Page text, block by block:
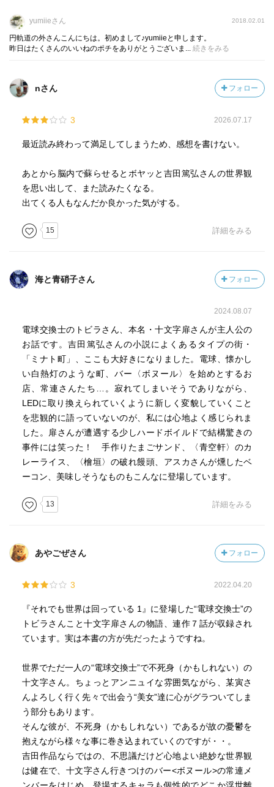
みなそれぞれがそれぞれの喪失を抱えながらも
もがき続ける男のロマンが吉田作品にはいつもある。
そしてこの物語の主人公も同じく。
酒場は好きだが、酒は下戸で、不死身の体を持つ、
世界でただ一人の電球交換士(電球の交換だけを専門に引き
受ける)を名乗る男、
その名も十文字 扉(じゅうもんじ・とびら)。
いれたてのコーヒーとお手製卵サンドをランチボックスに
あらゆる街の電球を交換して回る十文字が惚れぼれするほ
どカッコイいい。
短命の血筋に抗うために
どこまでも死なずに世界中の電球を交換し続けることを使
命とし生きている十文字。
彼は言う。
電球を交換するという作業は、
死に絶えたものを看取り、
新たな命を与えて
無くした光を取り戻すことで、
活版印刷屋「ミナト町活版印刷倶楽部」の二代目で
酒豪にして美人の春ちゃん(おそらく20～22歳)、
見た目はボーイッシュで色白美人だが、実はニューハーフ
のマチルダ(年齢不詳)、
口数少なく頼りなさそうな
バー「ボヌール」の女主人の『ママ』、
十文字を不死身の男と診断した、
自称ヤブ医者のドクターヤブ、
ドクターヤブの妹で
精神科医のアスカさん、
yumiieさん 2018.02.01
円軌道の外さんこんにちは。初めまして♪yumiieと申します。
昨日はたくさんのいいねのポチをありがとうございま... 続きをみる
nさん フォロー
3 2026.07.17
最近読み終わって満足してしまうため、感想を書けない。
あとから脳内で蘇らせるとボヤッと吉田篤弘さんの世界観
を思い出して、また読みたくなる。
出てくる人もなんだか良かった気がする。
15 詳細をみる
海と青硝子さん フォロー
2024.08.07
電球交換士のトビラさん、本名・十文字扉さんが主人公の
お話です。吉田篤弘さんの小説によくあるタイプの街・
「ミナト町」、ここも大好きになりました。電球、懐かし
い白熱灯のような町、バー〈ボヌール〉を始めとするお
店、常連さんたち…。寂れてしまいそうでありながら、
LEDに取り換えられていくように新しく変貌していくこと
を悲観的に語っていないのが、私には心地よく感じられま
した。扉さんが遭遇する少しハードボイルドで結構驚きの
事件には笑った！ 手作りたまごサンド、〈青空軒〉のカ
レーライス、〈檜垣〉の破れ饅頭、アスカさんが燻したベ
ーコン、美味しそうなものもこんなに登場しています。
13 詳細をみる
あやごぜさん フォロー
3 2022.04.20
『それでも世界は回っている 1』に登場した“電球交換士”の
トビラさんこと十文字扉さんの物語、連作７話が収録され
ています。実は本書の方が先だったようですね。
世界でただ一人の“電球交換士”で不死身（かもしれない）の
十文字さん。ちょっとアンニュイな雰囲気ながら、某寅さ
んよろしく行く先々で出会う“美女”達に心がグラついてしま
う部分もあります。
そんな彼が、不死身（かもしれない）であるが故の憂鬱を
抱えながら様々な事に巻き込まれていくのですが・・。
吉田作品ならではの、不思議だけど心地よい絶妙な世界観
は健在で、十文字さん行きつけのバー<ボヌール>の常連メ